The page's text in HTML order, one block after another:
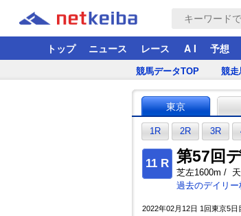
トップ ニュース レース A I 予想
競馬データTOP 競走
東京
1R 2R 3R
11 R 第57回
芝左1600m /
過去のデイリ
2022年02月12日 1回東京5